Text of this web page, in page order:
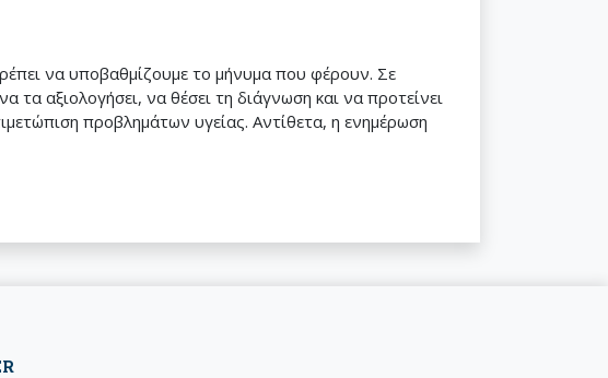
να υποβαθμίζουμε το μήνυμα που φέρουν. Σε
αξιολογήσει, να θέσει τη διάγνωση και να προτείνει
προβλημάτων υγείας. Αντίθετα, η ενημέρωση